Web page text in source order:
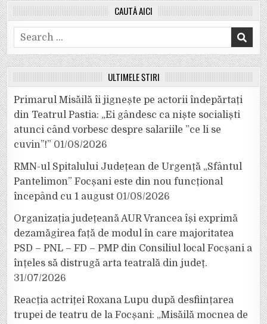
CAUTĂ AICI
Search
for:
ULTIMELE ȘTIRI
Primarul Misăilă îi jignește pe actorii îndepărtați
din Teatrul Pastia: „Ei gândesc ca niște socialiști
atunci când vorbesc despre salariile ”ce li se
cuvin”!” 01/08/2026
RMN-ul Spitalului Județean de Urgență „Sfântul
Pantelimon” Focșani este din nou funcțional
începând cu 1 august 01/08/2026
Organizația județeană AUR Vrancea își exprimă
dezamăgirea față de modul în care majoritatea
PSD – PNL – FD – PMP din Consiliul local Focșani a
înțeles să distrugă arta teatrală din județ.
31/07/2026
Reacția actriței Roxana Lupu după desființarea
trupei de teatru de la Focșani: „Misăilă mocnea de